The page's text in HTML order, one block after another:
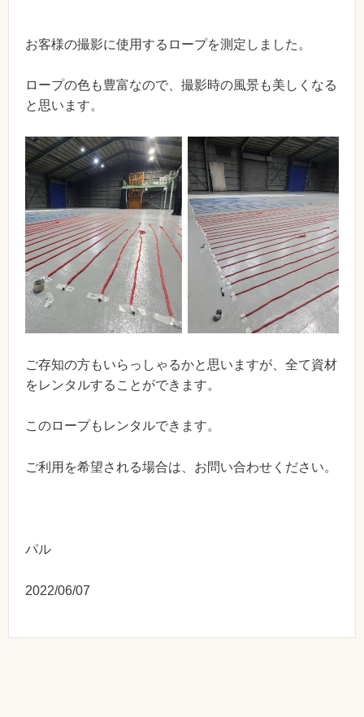
お客様の撮影に使用するロープを測定しました。
ロープの色も豊富なので、撮影時の風景も美しくなる
と思います。
ご存知の方もいらっしゃるかと思いますが、全て資材
をレンタルすることができます。
このロープもレンタルできます。
ご利用を希望される場合は、お問い合わせください。
パル
2022/06/07